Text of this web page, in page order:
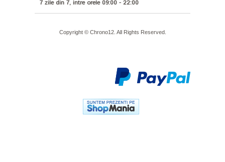
7 zile din 7, intre orele 09:00 - 22:00
Copyright © Chrono12. All Rights Reserved.